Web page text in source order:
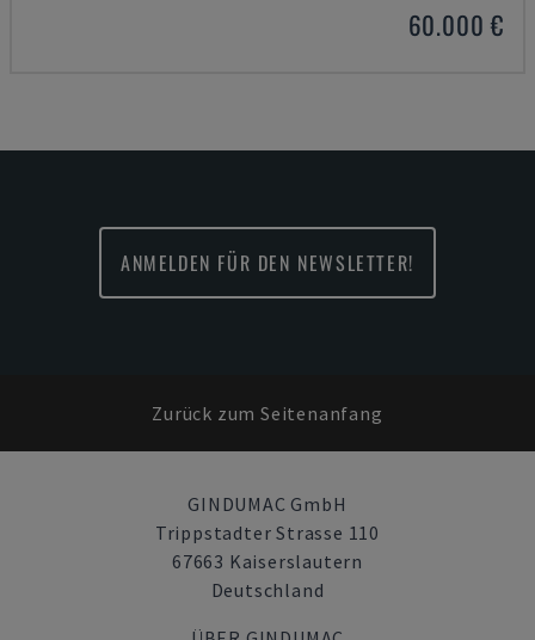
60.000 €
ANMELDEN FÜR DEN NEWSLETTER!
Zurück zum Seitenanfang
GINDUMAC GmbH
Trippstadter Strasse 110
67663 Kaiserslautern
Deutschland